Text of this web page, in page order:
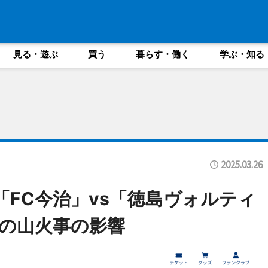
見る・遊ぶ 買う 暮らす・働く 学ぶ・知る
2025.03.26
FC今治」vs「徳島ヴォルティ
山火事の影響